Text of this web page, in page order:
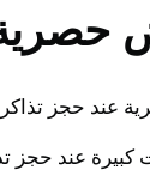
حجز تذاكر
عند حجز